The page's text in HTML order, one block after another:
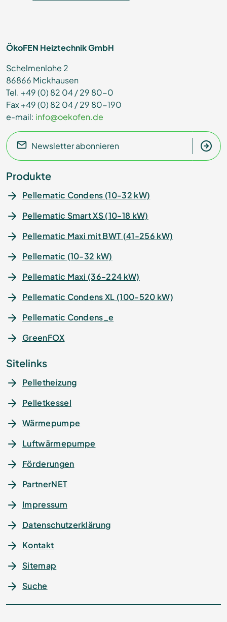
ÖkoFEN Heiztechnik GmbH
Schelmenlohe 2
86866 Mickhausen
Tel. +49 (0) 82 04 / 29 80-0
Fax +49 (0) 82 04 / 29 80-190
e-mail: info@oekofen.de
Newsletter abonnieren
Produkte
Pellematic Condens (10-32 kW)
Pellematic Smart XS (10-18 kW)
Pellematic Maxi mit BWT (41-256 kW)
Pellematic (10-32 kW)
Pellematic Maxi (36-224 kW)
Pellematic Condens XL (100-520 kW)
Pellematic Condens_e
GreenFOX
Sitelinks
Pelletheizung
Pelletkessel
Wärmepumpe
Luftwärmepumpe
Förderungen
PartnerNET
Impressum
Datenschutz­erklärung
Kontakt
Sitemap
Suche